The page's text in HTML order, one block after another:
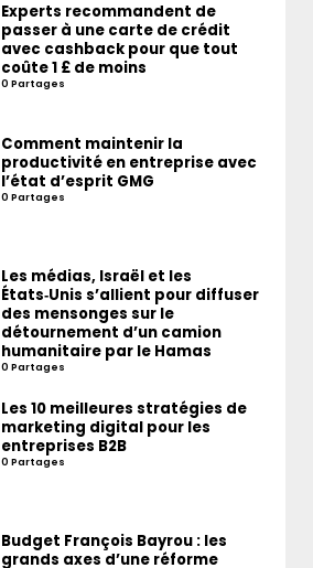
Experts recommandent de
passer à une carte de crédit
avec cashback pour que tout
coûte 1 £ de moins
0 Partages
Comment maintenir la
productivité en entreprise avec
l’état d’esprit GMG
0 Partages
Les médias, Israël et les
États‑Unis s’allient pour diffuser
des mensonges sur le
détournement d’un camion
humanitaire par le Hamas
0 Partages
Les 10 meilleures stratégies de
marketing digital pour les
entreprises B2B
0 Partages
Budget François Bayrou : les
grands axes d’une réforme